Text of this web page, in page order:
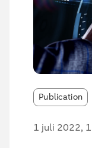
Publication
1 juli 2022,